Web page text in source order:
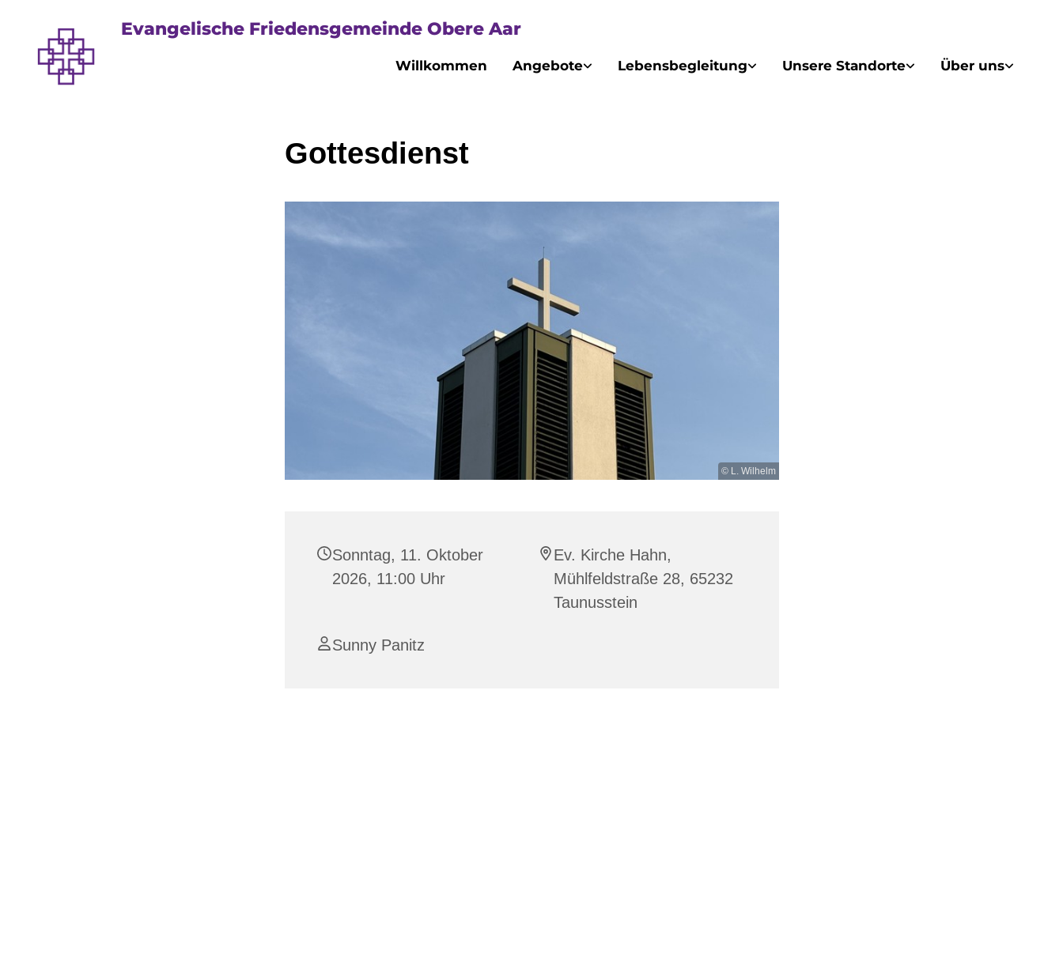
Evangelische Friedensgemeinde Obere Aar
Willkommen Angebote Lebensbegleitung Unsere Standorte Über uns
Gottesdienst
© L. Wilhelm
Sonntag, 11. Oktober
2026, 11:00 Uhr
Ev. Kirche Hahn,
Mühlfeldstraße 28, 65232
Taunusstein
Sunny Panitz